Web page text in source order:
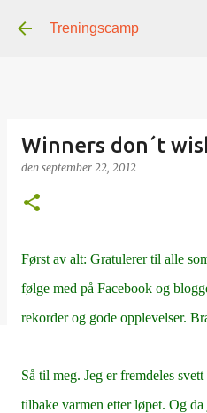
Gå til
Treningscamp
Winners don´t
den september 22, 2012
Først av alt: Gratulerer til alle
følge med på Facebook og
rekorder og gode opplevelser.
Så til meg. Jeg er fremdeles
tilbake varmen etter løpet. Og